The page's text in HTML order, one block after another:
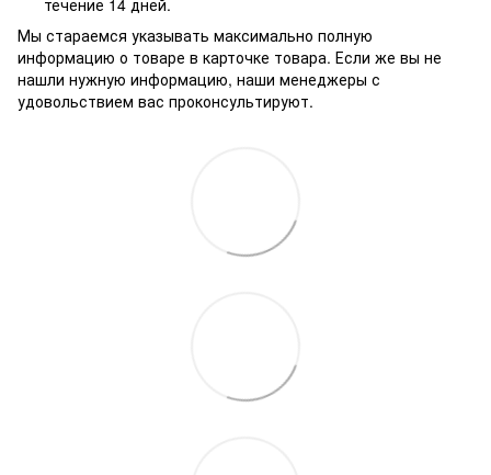
Мы стараемся указывать максимально полную
информацию о товаре в карточке товара. Если же вы не
нашли нужную информацию, наши менеджеры с
удовольствием вас проконсультируют.